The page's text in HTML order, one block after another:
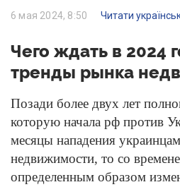
6 мая 2024, 8:50 Читати
Чего ждать в 2024
тренды рынка
Позади более двух лет
которую начала ​​рф против
месяцы нападения
недвижимости, то со
определенным образом